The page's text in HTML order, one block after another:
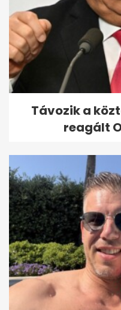
Távozik a
reagált